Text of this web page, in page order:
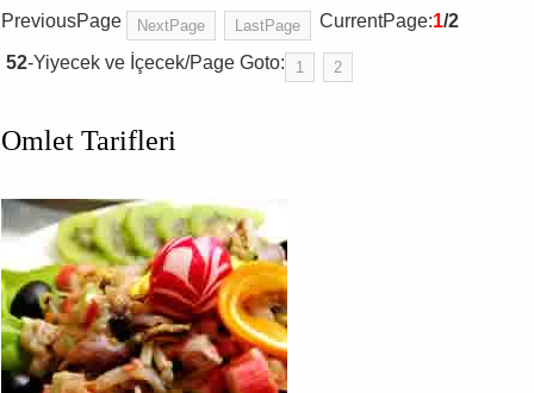
PreviousPage
NextPage LastPage CurrentPage:1/2
52-Yiyecek ve İçecek/Page Goto: 1 2
Omlet Tarifleri